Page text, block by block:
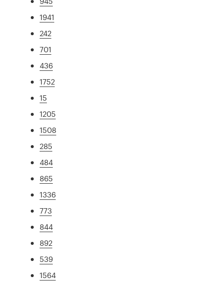
1941
242
701
436
1752
15
1205
1508
285
484
865
1336
773
844
892
539
1564